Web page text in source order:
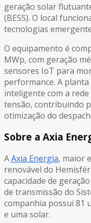
geração solar
(BESS). O local
tecnologias
O equipamento é
MWp, com geração
sensores IoT para
performance. A
inteligente com a
tensão, contribuindo
otimização do
Sobre a Axia
AAxia Energia, maior
renovável do
capacidade de
de transmissão do
companhia possui 81
e uma solar.